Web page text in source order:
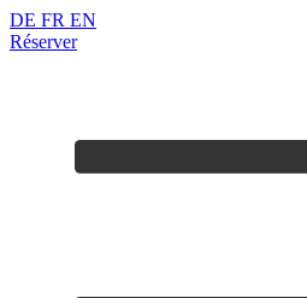
DE FR EN
Réserver